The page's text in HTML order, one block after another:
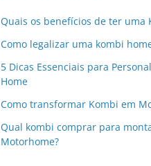
Quais os benefícios de ter uma
Como legalizar uma kombi
5 Dicas Essenciais para
Home
Como transformar Kombi em
Qual kombi comprar para
Motorhome?